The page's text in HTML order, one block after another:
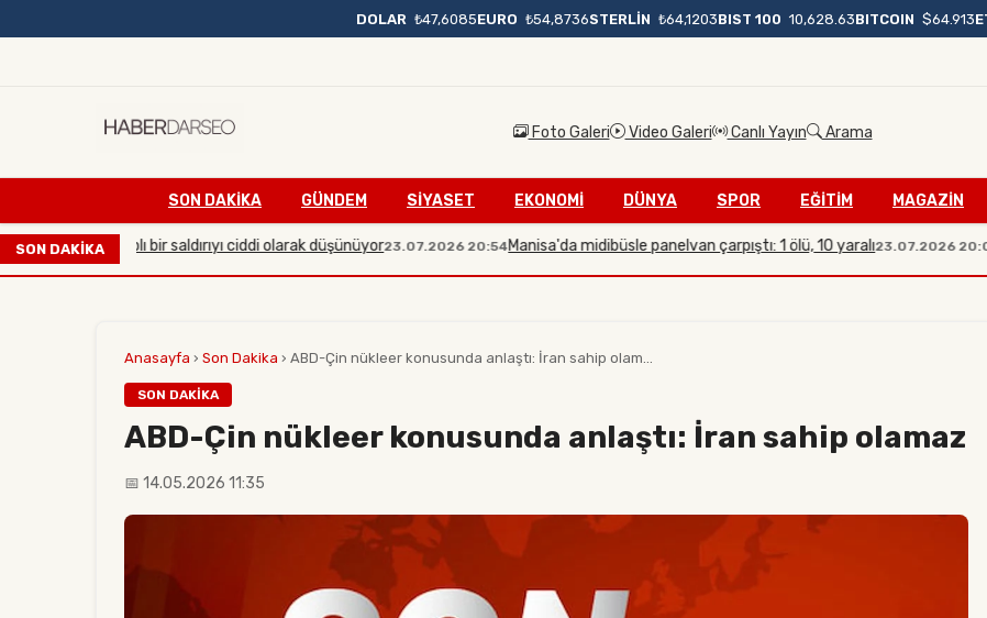
DOLAR ₺47,6085EURO ₺54,8736STERLİN ₺64,1203BIST 100 10,628.63BITCOIN $64.913
Foto Galeri Video Galeri Canlı Yayın Arama
SON DAKIKA GÜNDEM SİYASET EKONOMİ DÜNYA SPOR EĞİTİM MAGAZİN
SON DAKİKA
büyük çaplı bir saldırıyı ciddi olarak düşünüyor23.07.2026 20:54Manisa'da midibüsle panelvan çarpıştı: 1 ölü, 10 yaralı23.07.2026 20:08
Anasayfa › Son Dakika › ABD-Çin nükleer konusunda anlaştı: İran sahip olam...
SON DAKIKA
ABD-Çin nükleer konusunda anlaştı: İran sahip olamaz
📅 14.05.2026 11:35